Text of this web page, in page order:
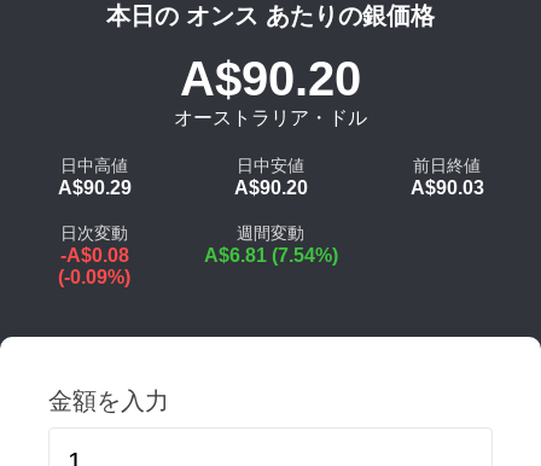
本日の オンス あたりの銀価格
A$90.20
オーストラリア・ドル
日中高値
A$90.29
日中安値
A$90.20
前日終値
A$90.03
日次変動
-A$0.08
(-0.09%)
週間変動
A$6.81 (7.54%)
金額を入力